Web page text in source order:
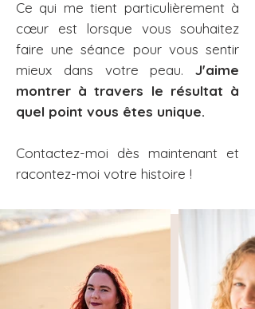
Ce qui me tient particulièrement à
cœur est lorsque vous souhaitez
faire une séance pour vous sentir
mieux dans votre peau. J'aime
montrer à travers le résultat à
quel point vous êtes unique.
Contactez-moi dès maintenant et
racontez-moi votre histoire !